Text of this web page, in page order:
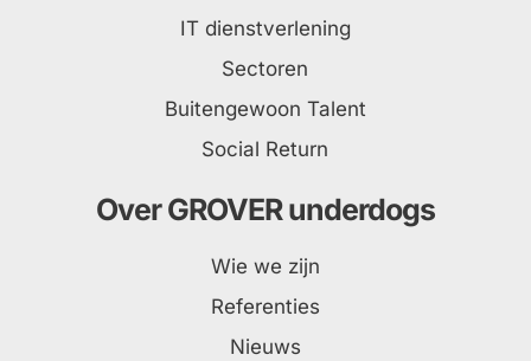
IT dienstverlening
Sectoren
Buitengewoon Talent
Social Return
Over GROVER underdogs
Wie we zijn
Referenties
Nieuws